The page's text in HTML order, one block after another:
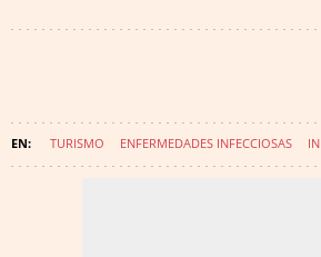
TURISMO ENFERMEDADES INFECCIOSAS